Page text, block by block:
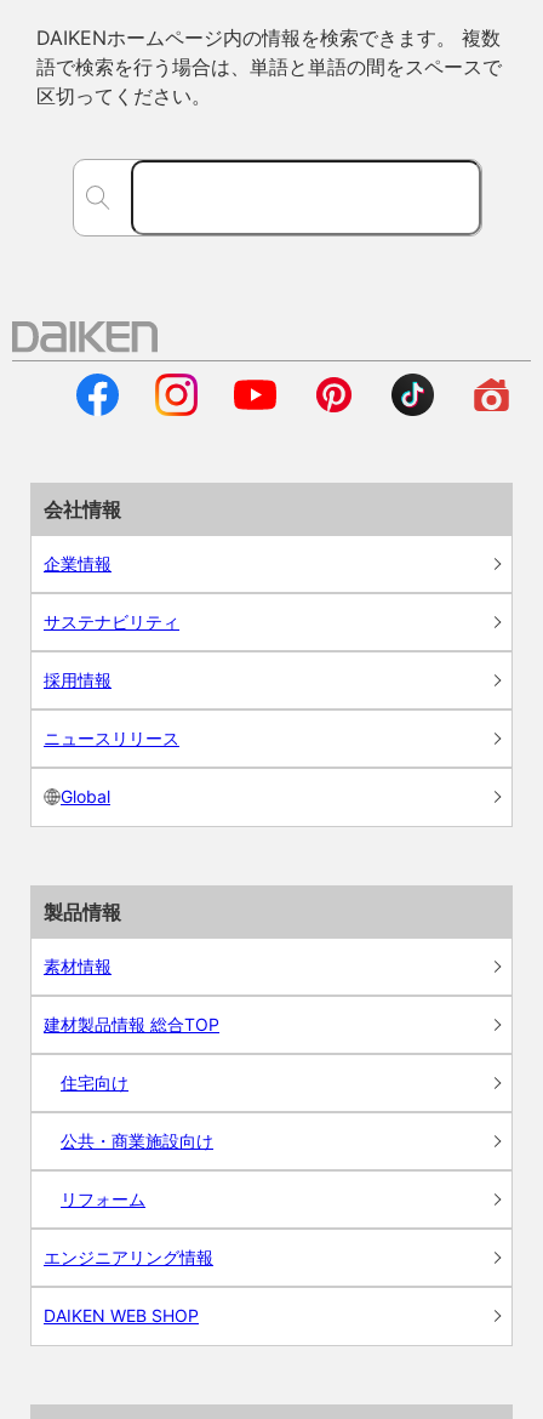
DAIKENホームページ内の情報を検索できます。 複数
語で検索を行う場合は、単語と単語の間をスペースで
区切ってください。
会社情報
企業情報
サステナビリティ
採用情報
ニュースリリース
Global
製品情報
素材情報
建材製品情報 総合TOP
住宅向け
公共・商業施設向け
リフォーム
エンジニアリング情報
DAIKEN WEB SHOP